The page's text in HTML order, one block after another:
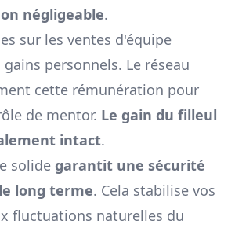
négligeable.
sur les ventes d'équipe
personnels. Le réseau
cette rémunération pour
de mentor. Le gain du filleul
intact.
solide garantit une sécurité
long terme. Cela stabilise vos
fluctuations naturelles du